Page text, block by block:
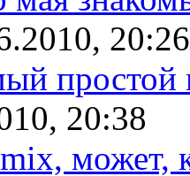
20:26
простой
20:38
может,